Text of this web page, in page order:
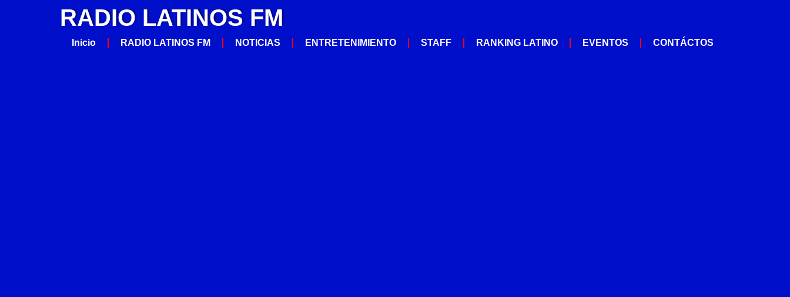
RADIO LATINOS FM
Inicio RADIO LATINOS FM NOTICIAS ENTRETENIMIENTO STAFF RANKING LATINO EVENTOS CONTÁCTOS